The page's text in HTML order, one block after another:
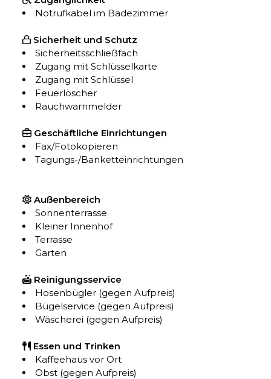
Notrufkabel im Badezimmer
Sicherheit und Schutz
Sicherheitsschließfach
Zugang mit Schlüsselkarte
Zugang mit Schlüssel
Feuerlöscher
Rauchwarnmelder
Geschäftliche Einrichtungen
Fax/Fotokopieren
Tagungs-/Banketteinrichtungen
Außenbereich
Sonnenterrasse
Kleiner Innenhof
Terrasse
Garten
Reinigungsservice
Hosenbügler (gegen Aufpreis)
Bügelservice (gegen Aufpreis)
Wäscherei (gegen Aufpreis)
Essen und Trinken
Kaffeehaus vor Ort
Obst (gegen Aufpreis)